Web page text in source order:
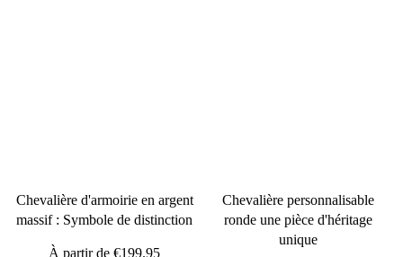
Chevalière d'armoirie en argent
massif : Symbole de distinction
À partir de€199.95
Chevalière personnalisable
ronde une pièce d'héritage
unique